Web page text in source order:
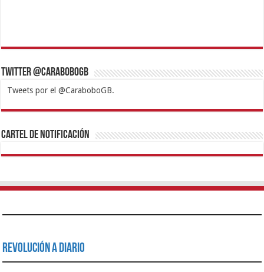
Twitter @CaraboboGB
Tweets por el @CaraboboGB.
1xbetBetturkeyBetistKralbetSupertotobetTipobetMatadorbetMariobet
https://mvbcasino.com/
Cartel de Notificación
Revolución a Diario